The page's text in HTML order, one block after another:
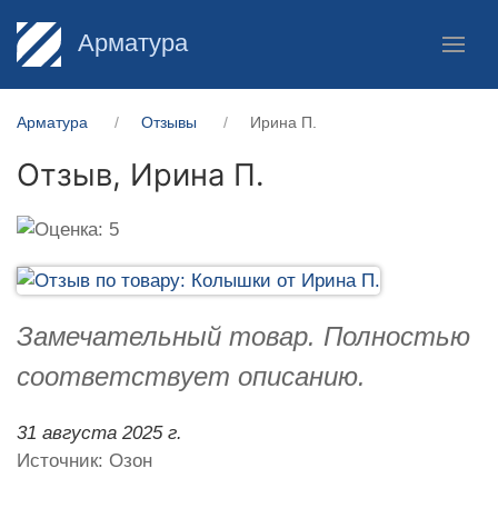
Арматура
Арматура Отзывы Ирина П.
Отзыв, Ирина П.
Замечательный товар. Полностью
соответствует описанию.
31 августа 2025 г.
Источник: Озон